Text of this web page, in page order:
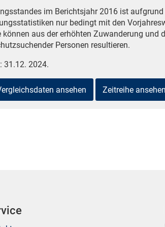
im Berichtsjahr 2016 ist
nur bedingt mit den
können aus der erhöhten Zuwanderung und
Personen resultieren.
31.12. 2024.
ansehen Zeitreihe ansehen